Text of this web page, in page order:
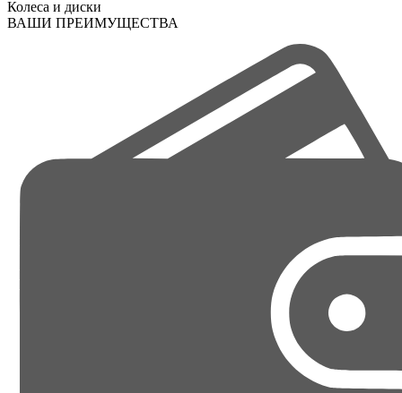
Колеса и диски
ВАШИ ПРЕИМУЩЕСТВА